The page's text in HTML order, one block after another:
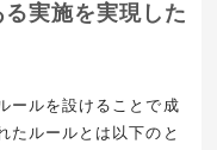
実施を実現した
ールを設けることで成
たルールとは以下のと